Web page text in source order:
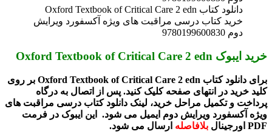
دانلود کتاب Oxford Textbook of Critical Care 2 edn
خرید کتاب درسی مراقبت های ویژه آکسفورد ویرایش
دوم 9780199600830
خرید ایبوک Oxford Textbook of Critical Care 2 edn
برای دانلود کتاب Oxford Textbook of Critical Care 2 edn
بر روی
کلید خرید در انتهای صفحه کلیک کنید. پس از اتصال به درگاه
پرداخت و تکمیل مراحل خرید، لینک دانلود کتاب درسی مراقبت های
ویژه آکسفورد ویرایش دوم ایمیل می شود. این ایبوک در فرمت
PDF اورجینال
بلافاصله ارسال می شود.